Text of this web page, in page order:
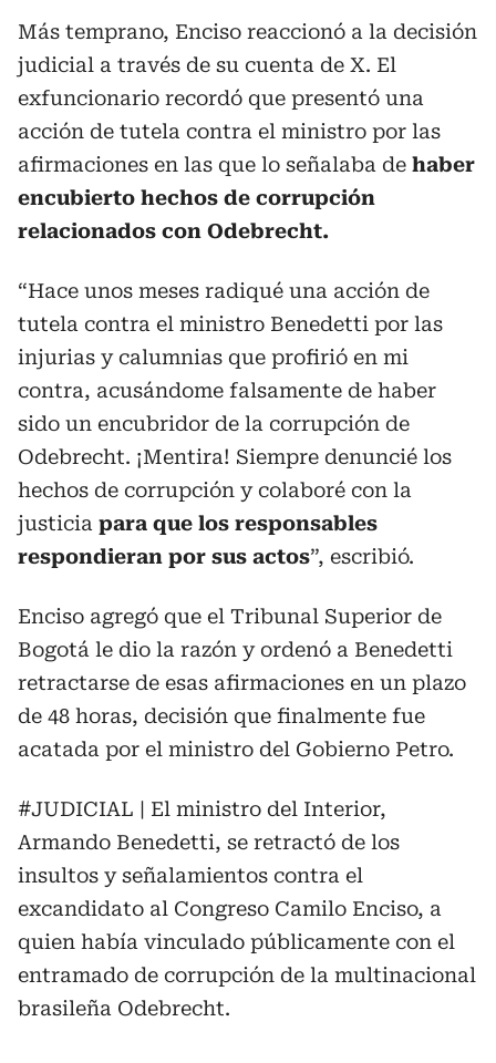
Más temprano, Enciso reaccionó a la decisión
judicial a través de su cuenta de X. El
exfuncionario recordó que presentó una
acción de tutela contra el ministro por las
afirmaciones en las que lo señalaba de haber
encubierto hechos de corrupción
relacionados con Odebrecht.
“Hace unos meses radiqué una acción de
tutela contra el ministro Benedetti por las
injurias y calumnias que profirió en mi
contra, acusándome falsamente de haber
sido un encubridor de la corrupción de
Odebrecht. ¡Mentira! Siempre denuncié los
hechos de corrupción y colaboré con la
justicia para que los responsables
respondieran por sus actos”, escribió.
Enciso agregó que el Tribunal Superior de
Bogotá le dio la razón y ordenó a Benedetti
retractarse de esas afirmaciones en un plazo
de 48 horas, decisión que finalmente fue
acatada por el ministro del Gobierno Petro.
#JUDICIAL | El ministro del Interior,
Armando Benedetti, se retractó de los
insultos y señalamientos contra el
excandidato al Congreso Camilo Enciso, a
quien había vinculado públicamente con el
entramado de corrupción de la multinacional
brasileña Odebrecht.